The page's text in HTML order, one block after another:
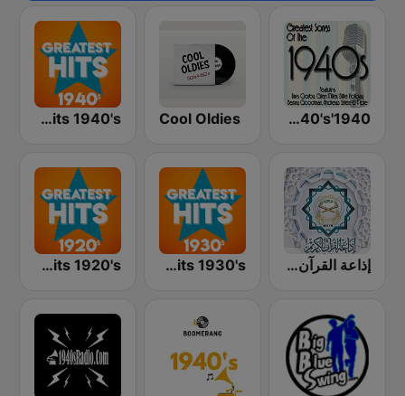
1940's Radio Hits from the 1940's
Cool Oldies
Greatest Hits 1940's
إذاعة القرآن الكريم من القاهرة Greatest Hits 1930's
Greatest Hits 1920's